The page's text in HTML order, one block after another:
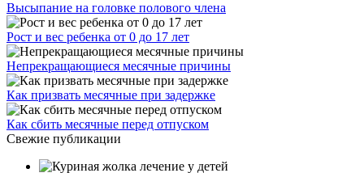
Высыпание на головке полового члена
Рост и вес ребенка от 0 до 17 лет
Непрекращающиеся месячные причины
Как призвать месячные при задержке
Как сбить месячные перед отпуском
Свежие публикации